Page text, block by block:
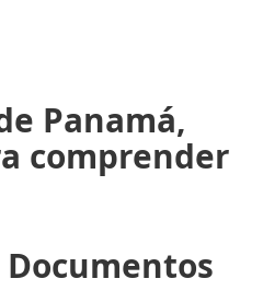
Panamá,
comprender
Documentos